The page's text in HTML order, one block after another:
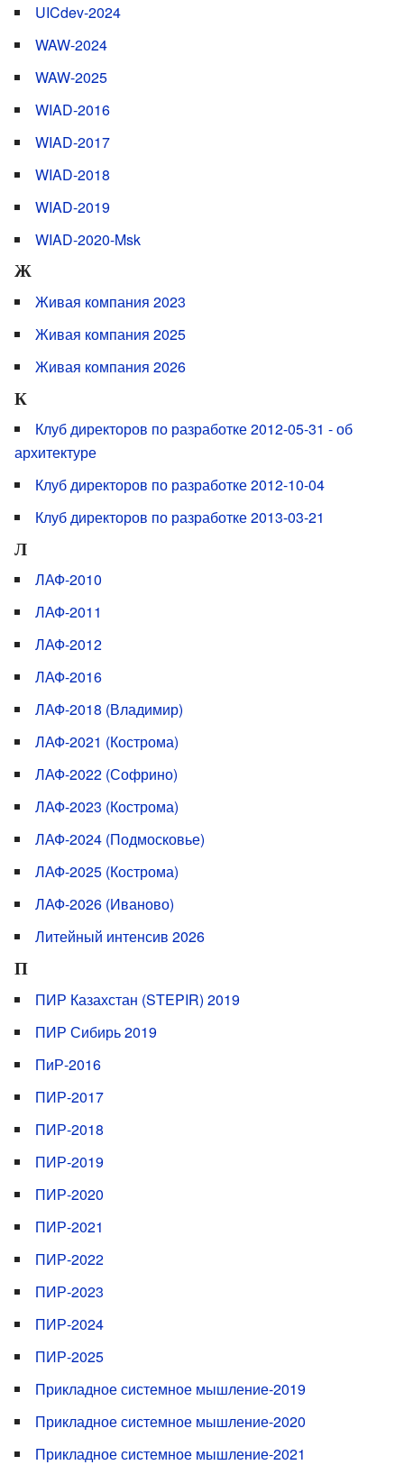
UICdev-2024
WAW-2024
WAW-2025
WIAD-2016
WIAD-2017
WIAD-2018
WIAD-2019
WIAD-2020-Msk
Ж
Живая компания 2023
Живая компания 2025
Живая компания 2026
К
Клуб директоров по разработке 2012-05-31 - об
архитектуре
Клуб директоров по разработке 2012-10-04
Клуб директоров по разработке 2013-03-21
Л
ЛАФ-2010
ЛАФ-2011
ЛАФ-2012
ЛАФ-2016
ЛАФ-2018 (Владимир)
ЛАФ-2021 (Кострома)
ЛАФ-2022 (Софрино)
ЛАФ-2023 (Кострома)
ЛАФ-2024 (Подмосковье)
ЛАФ-2025 (Кострома)
ЛАФ-2026 (Иваново)
Литейный интенсив 2026
П
ПИР Казахстан (STEPIR) 2019
ПИР Сибирь 2019
ПиР-2016
ПИР-2017
ПИР-2018
ПИР-2019
ПИР-2020
ПИР-2021
ПИР-2022
ПИР-2023
ПИР-2024
ПИР-2025
Прикладное системное мышление-2019
Прикладное системное мышление-2020
Прикладное системное мышление-2021